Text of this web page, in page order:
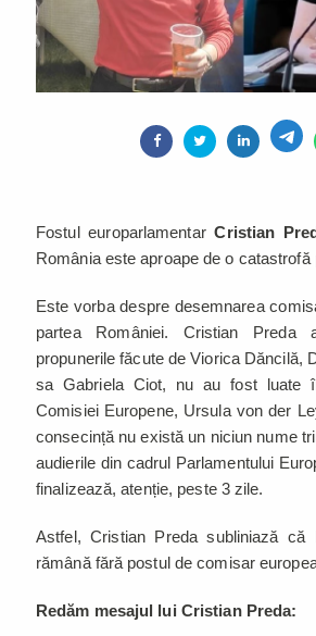
Fostul europarlamentarCristian
România este aproape de o catastrofă
Este vorba despre desemnarea
partea României. Cristian Preda
propunerile făcute de Viorica Dăncilă,
sa Gabriela Ciot, nu au fost luate
Comisiei Europene, Ursula von der
consecință nu există un niciun nume
audierile din cadrul Parlamentului
finalizează, atenție, peste 3 zile.
Astfel, Cristian Preda subliniază că
rămână fără postul de comisar
Redăm mesajul lui Cristian Preda: